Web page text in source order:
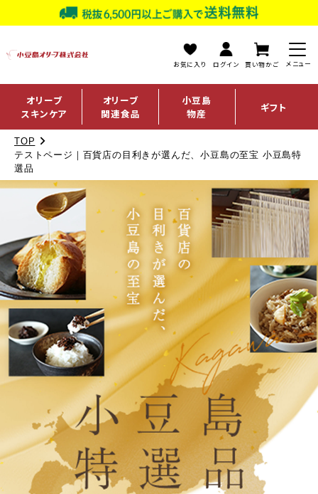
お気に入り ログイン 買い物かご
オリーブ
スキンケア
オリーブ
関連食品
小豆島
物産
ギフト
TOP
テストページ｜百貨店の目利きが選んだ、小豆島の至宝 小豆島特
選品